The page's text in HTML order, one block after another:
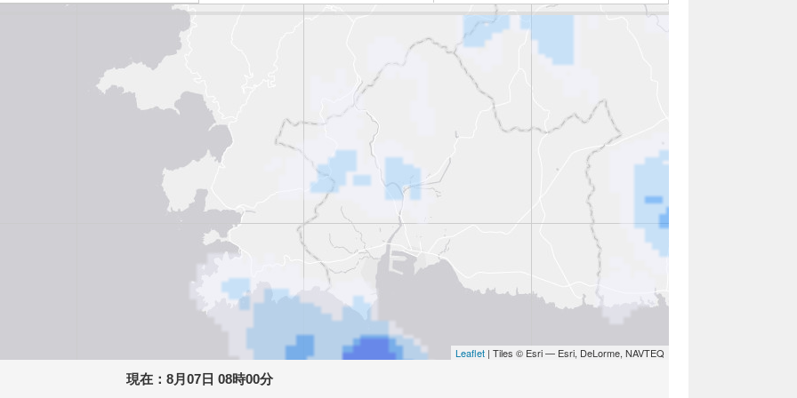
Leaflet | Tiles © Esri — Esri, DeLorme, NAVTEQ
現在： 8月07日 08時00分